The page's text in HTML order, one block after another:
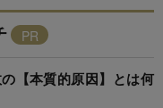
【本質的原因】とは何